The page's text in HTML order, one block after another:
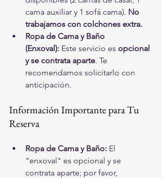
cama auxiliar y 1 sofá cama). No
trabajamos con colchones extra.
Ropa de Cama y Baño
(Enxoval): Este servicio es opcional
y se contrata aparte. Te
recomendamos solicitarlo con
anticipación.
Información Importante para Tu
Reserva
Ropa de Cama y Baño: El
"enxoval" es opcional y se
contrata aparte; por favor,